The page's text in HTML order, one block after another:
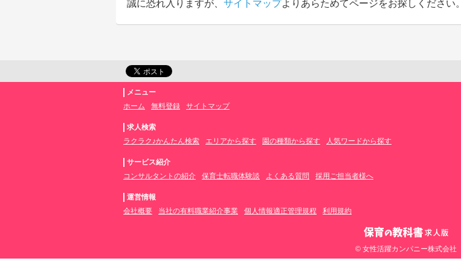
誠に恐れ入りますが、 サイトマップよりあらためてページをお探しください。
メニュー
ホーム
無料登録 サイトマップ
求人検索
ラクラク♪かんたん検索
エリアから探す 園の種類から探す 人気ワードから探す
サービス紹介
コンサルタントの紹介
保育士転職体験談 よくある質問 採用ご担当者様へ
運営情報
会社概要
当社の有料職業紹介事業 個人情報適正管理規程 利用規約
© 女性活躍カンパニー株式会社